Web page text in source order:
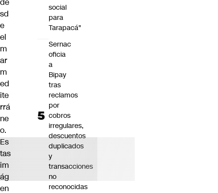
sd
e
el
m
ar
m
ed
ite
rrá
ne
o.
Es
tas
im
ág
en
social
para
Tarapacá"
Sernac
oficia
a
Bipay
tras
reclamos
por
cobros
irregulares,
descuentos
duplicados
y
transacciones
no
reconocidas